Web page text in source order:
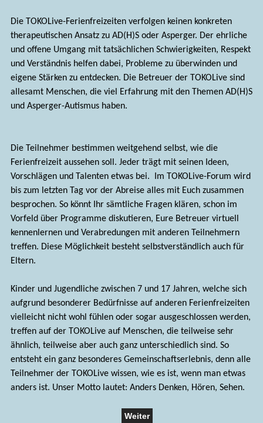
Die TOKOLive-Ferienfreizeiten verfolgen keinen konkreten
therapeutischen Ansatz zu AD(H)S oder Asperger. Der ehrliche
und offene Umgang mit tatsächlichen Schwierigkeiten, Respekt
und Verständnis helfen dabei, Probleme zu überwinden und
eigene Stärken zu entdecken. Die Betreuer der TOKOLive sind
allesamt Menschen, die viel Erfahrung mit den Themen AD(H)S
und Asperger-Autismus haben.
Die Teilnehmer bestimmen weitgehend selbst, wie die
Ferienfreizeit aussehen soll. Jeder trägt mit seinen Ideen,
Vorschlägen und Talenten etwas bei. Im TOKOLive-Forum wird
bis zum letzten Tag vor der Abreise alles mit Euch zusammen
besprochen. So könnt Ihr sämtliche Fragen klären, schon im
Vorfeld über Programme diskutieren, Eure Betreuer virtuell
kennenlernen und Verabredungen mit anderen Teilnehmern
treffen. Diese Möglichkeit besteht selbstverständlich auch für
Eltern.
Kinder und Jugendliche zwischen 7 und 17 Jahren, welche sich
aufgrund besonderer Bedürfnisse auf anderen Ferienfreizeiten
vielleicht nicht wohl fühlen oder sogar ausgeschlossen werden,
treffen auf der TOKOLive auf Menschen, die teilweise sehr
ähnlich, teilweise aber auch ganz unterschiedlich sind. So
entsteht ein ganz besonderes Gemeinschaftserlebnis, denn alle
Teilnehmer der TOKOLive wissen, wie es ist, wenn man etwas
anders ist. Unser Motto lautet: Anders Denken, Hören, Sehen.
Weiter